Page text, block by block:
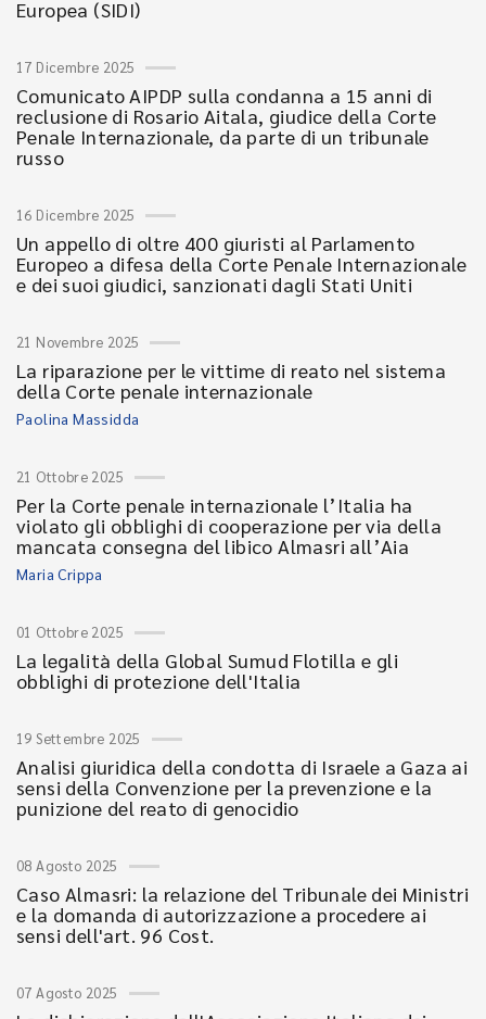
Europea (SIDI)
17 Dicembre 2025
Comunicato AIPDP sulla condanna a 15 anni di
reclusione di Rosario Aitala, giudice della Corte
Penale Internazionale, da parte di un tribunale
russo
16 Dicembre 2025
Un appello di oltre 400 giuristi al Parlamento
Europeo a difesa della Corte Penale Internazionale
e dei suoi giudici, sanzionati dagli Stati Uniti
21 Novembre 2025
La riparazione per le vittime di reato nel sistema
della Corte penale internazionale
Paolina Massidda
21 Ottobre 2025
Per la Corte penale internazionale l’Italia ha
violato gli obblighi di cooperazione per via della
mancata consegna del libico Almasri all’Aia
Maria Crippa
01 Ottobre 2025
La legalità della Global Sumud Flotilla e gli
obblighi di protezione dell'Italia
19 Settembre 2025
Analisi giuridica della condotta di Israele a Gaza ai
sensi della Convenzione per la prevenzione e la
punizione del reato di genocidio
08 Agosto 2025
Caso Almasri: la relazione del Tribunale dei Ministri
e la domanda di autorizzazione a procedere ai
sensi dell'art. 96 Cost.
07 Agosto 2025